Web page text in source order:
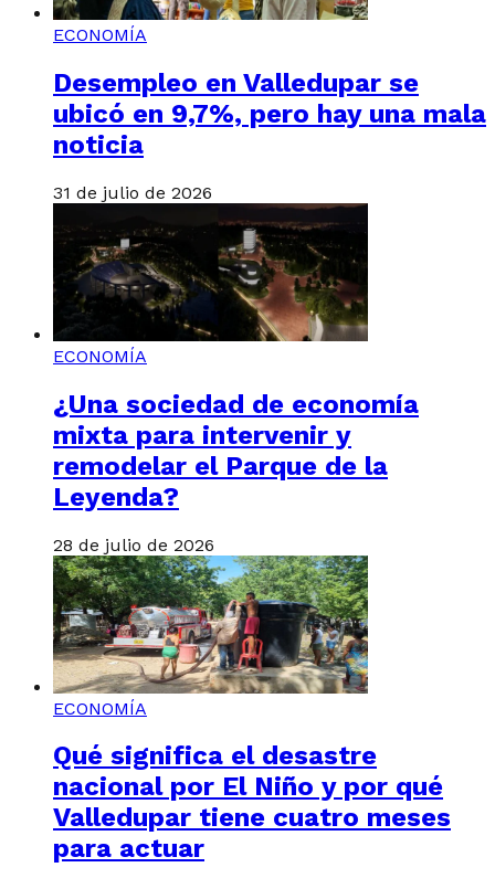
ECONOMÍA
Desempleo en Valledupar se
ubicó en 9,7%, pero hay una mala
noticia
31 de julio de 2026
ECONOMÍA
¿Una sociedad de economía
mixta para intervenir y
remodelar el Parque de la
Leyenda?
28 de julio de 2026
ECONOMÍA
Qué significa el desastre
nacional por El Niño y por qué
Valledupar tiene cuatro meses
para actuar